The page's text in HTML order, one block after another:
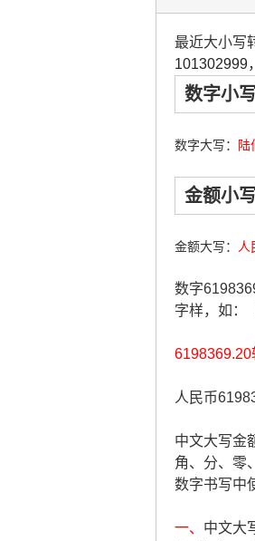
最近大小写
101302999，
数字小写
数字大写： 陆
金额小写
金额大写： 人
数字
字样，如：
6198369.20
人民币
中文大写金
角、分、零
数字书写中
一、 中文大